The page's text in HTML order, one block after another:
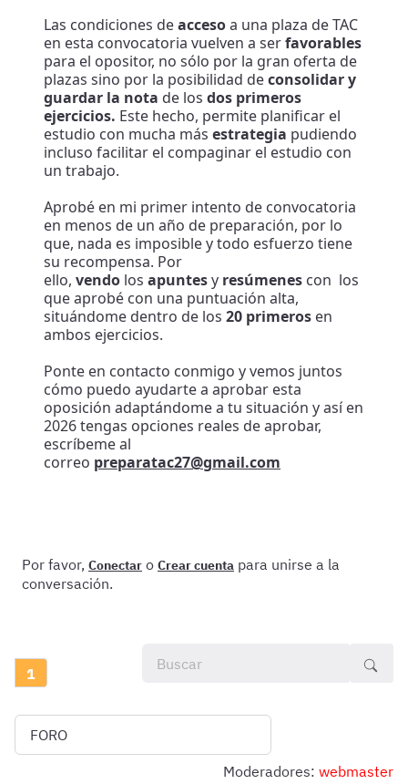
Las condiciones deaccesoa una plaza de TAC
en esta convocatoria vuelven a serfavorables
para el opositor, no sólo por la gran oferta de
plazas sino por la posibilidad deconsolidar y
guardar la nota de los dos primeros
ejercicios. Este hecho, permite planificar el
estudio con mucha más estrategia pudiendo
incluso facilitar el compaginar el estudio con
un trabajo.
Aprobé en mi primer intento de convocatoria
en menos de un año de preparación, por lo
que, nada es imposible y todo esfuerzo tiene
su recompensa. Por
ello, vendo los apuntesy resúmenes con los
que aprobé con una puntuación alta,
situándome dentro de los 20 primeros en
ambos ejercicios.
Ponte en contacto conmigo y vemos juntos
cómo puedo ayudarte a aprobar esta
oposición adaptándome a tu situación y así en
2026 tengas opciones reales de aprobar,
escríbeme al
correo preparatac27@gmail.com
Por favor, Conectar o Crear cuenta para unirse a la
conversación.
1
Moderadores: webmaster